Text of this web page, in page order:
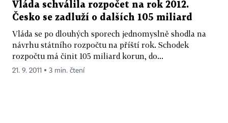
Vláda schválila rozpočet na rok 2012.
Česko se zadluží o dalších 105 miliard
Vláda se po dlouhých sporech jednomyslně shodla na
návrhu státního rozpočtu na příští rok. Schodek
rozpočtu má činit 105 miliard korun, do...
21. 9. 2011 ▪ 3 min. čtení